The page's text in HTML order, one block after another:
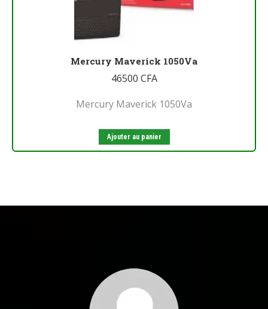
Mercury Maverick 1050Va
46500 CFA
Mercury Maverick 1050Va
Ajouter au panier